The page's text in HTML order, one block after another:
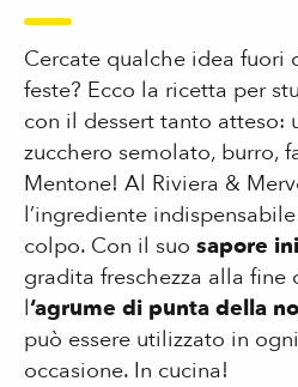
Cercate qualche idea fuori
feste? Ecco la ricetta per
con il dessert tanto atteso:
zucchero semolato, burro,
Mentone! Al Riviera &
l’ingrediente
colpo. Con il suo sapore
gradita freschezza alla
l‘agrume di punta della
può essere utilizzato in
occasione. In cucina!